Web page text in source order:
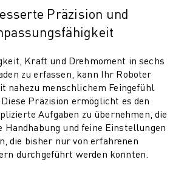
POST & PAKET
Präzision und
Kraft und Drehmoment in sechs
zu erfassen, kann Ihr Roboter
nahezu menschlichem Feingefühl
Präzision ermöglicht es den
Aufgaben zu übernehmen, die
Handhabung und feine Einstellungen
die bisher nur von erfahrenen
durchgeführt werden konnten.